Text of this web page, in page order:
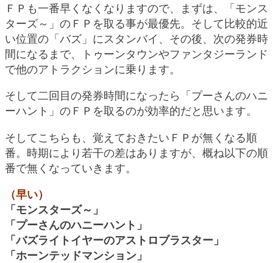
ＦＰも一番早くなくなりますので、まずは、「モンス
ターズ～」のＦＰを取る事が最優先。そして比較的近
い位置の「バズ」にスタンバイ、その後、次の発券時
間になるまで、トゥーンタウンやファンタジーランド
で他のアトラクションに乗ります。
そして二回目の発券時間になったら「プーさんのハニ
ーハント」のＦＰを取るのが効率的だと思います。
そしてこちらも、覚えておきたいＦＰが無くなる順
番。時期により若干の差はありますが、概ね以下の順
番で無くなっていきます。
（早い）
「モンスターズ～」
「プーさんのハニーハント」
「バズライトイヤーのアストロブラスター」
「ホーンテッドマンション」